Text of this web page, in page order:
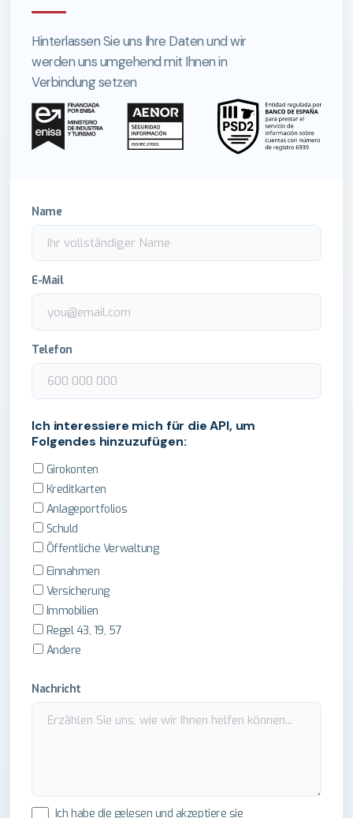
Hinterlassen Sie uns Ihre Daten und wir
werden uns umgehend mit Ihnen in
Verbindung setzen
Name
E-Mail
Telefon
Ich interessiere mich für die API, um
Folgendes hinzuzufügen:
Girokonten
Kreditkarten
Anlageportfolios
Schuld
Öffentliche Verwaltung
Einnahmen
Versicherung
Immobilien
Regel 43, 19, 57
Andere
Nachricht
Ich habe die gelesen und akzeptiere sie